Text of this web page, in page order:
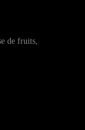
de fruits,